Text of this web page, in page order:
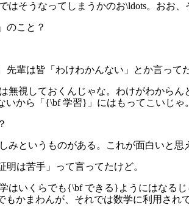
はそうなってしまうかのお\ldots。おお
のこと？
先輩は皆「わけわかんない」とか言って
無視しておくんじゃな。わけがわから
から「{\bf 学習}」にはもってこいじゃ。
みというものがある。これが面白いと思
明は苦手」って言ってたけど。
はいくらでも{\bf できる}ようにはなる
もかまわんが、それでは数学に利用さ